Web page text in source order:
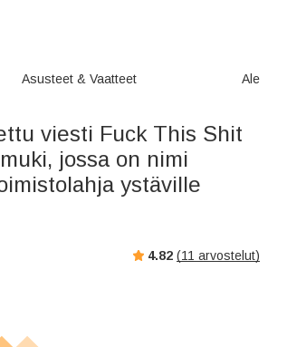
Asusteet & Vaatteet Ale
viesti Fuck This Shit
jossa on nimi
ystäville
4.82 (11 arvostelut)